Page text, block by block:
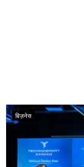
बिज़नेस